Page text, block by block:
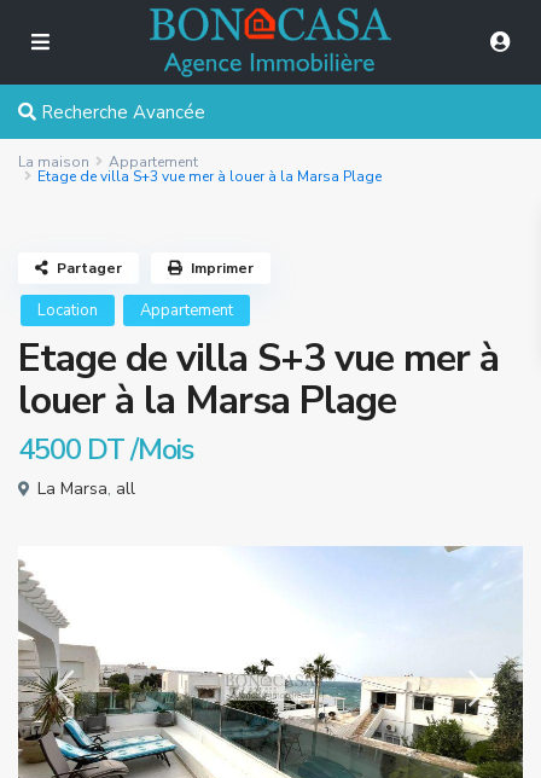
Recherche Avancée
La maison Appartement
Etage de villa S+3 vue mer à louer à la Marsa Plage
Location Appartement
Etage de villa S+3 vue mer à
louer à la Marsa Plage
4500 DT/Mois
La Marsa, all
Partager Imprimer